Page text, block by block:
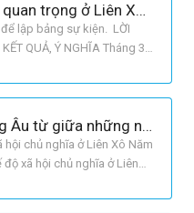
Lập niên biểu các sự kiện quan trọng ở Liên Xô trong thời gian tiến hành cải tổ (1985 - 1991)
lập bảng sự kiện. LỜI
KẾT QUẢ, Ý NGHĨA Tháng 3
cải tổ đất nước. Sau 6 năm
Liên Xô và các nước Đông Âu từ giữa những năm 70 đến năm 1991
chủ nghĩa ở Liên Xô Năm
xã hội chủ nghĩa ở Liên
trị, kinh tế tài chính của